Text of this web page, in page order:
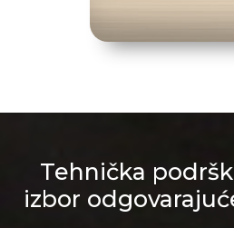
Tehnička
izbor